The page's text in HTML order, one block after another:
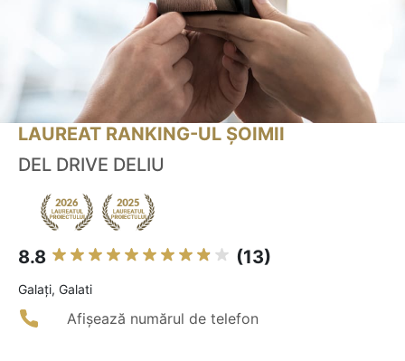
LAUREAT RANKING-UL ȘOIMII
DEL DRIVE DELIU
8.8 (13)
Galaţi, Galati
Afișează numărul de telefon